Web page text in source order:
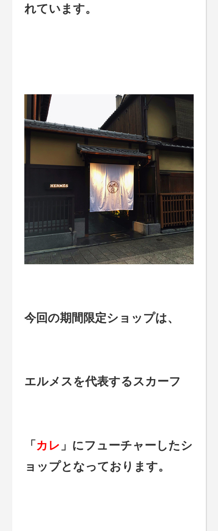
れています。
今回の期間限定ショップは、
エルメスを代表するスカーフ
「 カレ 」にフューチャーしたシ
ョップとなっております。